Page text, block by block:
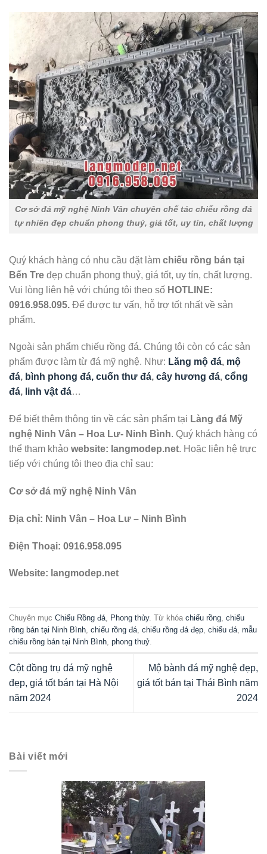
Cơ sở đá mỹ nghệ Ninh Vân chuyên chế tác chiếu rồng đá
tự nhiên đẹp chuẩn phong thuỷ, giá tốt, uy tín, chất lượng
Quý khách hàng có nhu cầu đặt làm chiếu rồng bán tại
Bến Tre đẹp chuẩn phong thuỷ, giá tốt, uy tín, chất lượng.
Vui lòng liên hệ với chúng tôi theo số HOTLINE:
0916.958.095. Để được tư vấn, hỗ trợ tốt nhất về sản
phẩm.
Ngoài sản phẩm chiếu rồng đá. Chúng tôi còn có các sản
phẩm được làm từ đá mỹ nghệ. Như: Lăng mộ đá, mộ
đá, bình phong đá, cuốn thư đá, cây hương đá, cổng
đá, linh vật đá…
Để biết thêm thông tin về các sản phẩm tại Làng đá Mỹ
nghệ Ninh Vân – Hoa Lư- Ninh Bình. Quý khách hàng có
thể tham khảo website: langmodep.net. Hoặc liên hệ trực
tiếp với chúng tôi theo địa chỉ sau:
Cơ sở đá mỹ nghệ Ninh Vân
Địa chỉ: Ninh Vân – Hoa Lư – Ninh Bình
Điện Thoại: 0916.958.095
Website: langmodep.net
Chuyên mục Chiếu Rồng đá Phong thủy. Từ khóa chiếu rồng chiếu
rồng bán tại Ninh Bình chiếu rồng đá chiếu rồng đá đẹp chiếu đá mẫu
chiếu rồng bán tại Ninh Bình phong thuỷ
Cột đồng trụ đá mỹ nghệ
đẹp, giá tốt bán tại Hà Nội
năm 2024
Mộ bành đá mỹ nghệ đẹp,
giá tốt bán tại Thái Bình năm
2024
Bài viết mới